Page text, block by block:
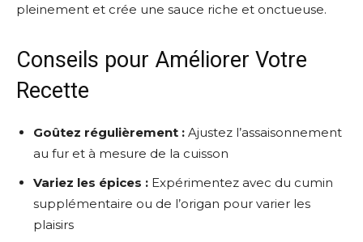
pleinement et crée une sauce riche et onctueuse.
Conseils pour Améliorer Votre
Recette
Goûtez régulièrement : Ajustez l’assaisonnement
au fur et à mesure de la cuisson
Variez les épices : Expérimentez avec du cumin
supplémentaire ou de l’origan pour varier les
plaisirs